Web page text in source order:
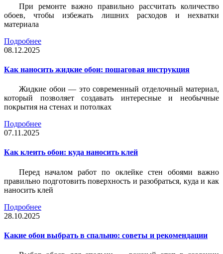
При ремонте важно правильно рассчитать количество
обоев, чтобы избежать лишних расходов и нехватки
материала
Подробнее
08.12.2025
Как наносить жидкие обои: пошаговая инструкция
Жидкие обои — это современный отделочный материал,
который позволяет создавать интересные и необычные
покрытия на стенах и потолках
Подробнее
07.11.2025
Как клеить обои: куда наносить клей
Перед началом работ по оклейке стен обоями важно
правильно подготовить поверхность и разобраться, куда и как
наносить клей
Подробнее
28.10.2025
Какие обои выбрать в спальню: советы и рекомендации